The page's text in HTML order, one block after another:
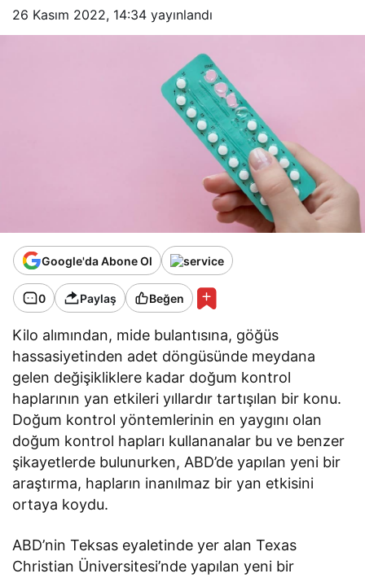
26 Kasım 2022, 14:34 yayınlandı
Google'da Abone Ol
0 Paylaş Beğen
Kilo alımından, mide bulantısına, göğüs
hassasiyetinden adet döngüsünde meydana
gelen değişikliklere kadar doğum kontrol
haplarının yan etkileri yıllardır tartışılan bir konu.
Doğum kontrol yöntemlerinin en yaygını olan
doğum kontrol hapları kullananalar bu ve benzer
şikayetlerde bulunurken, ABD’de yapılan yeni bir
araştırma, hapların inanılmaz bir yan etkisini
ortaya koydu.
ABD’nin Teksas eyaletinde yer alan Texas
Christian Üniversitesi’nde yapılan yeni bir